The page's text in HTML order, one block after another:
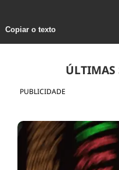
Copiar o texto
PUBLICIDADE
ÚLTIMAS